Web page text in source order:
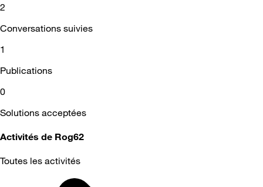
2
Conversations suivies
1
Publications
0
Solutions acceptées
Activités de Rog62
Toutes les activités